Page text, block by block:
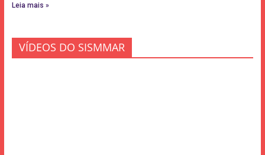
Leia mais »
VÍDEOS DO SISMMAR